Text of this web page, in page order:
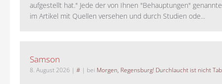
aufgestellt hat." Jede der von Ihnen "Behauptungen"
im Artikel mit Quellen versehen und durch Studien ode...
Samson
8. August 2026 | # | bei Morgen, Regensburg! Durchlaucht ist nicht